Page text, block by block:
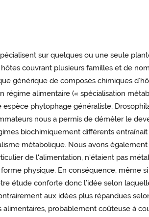
sur quelques ou une seule
couvrant plusieurs familles et de
générique de composés chimiques
alimentaire (« spécialisation
phytophage généraliste,
nous a permis de démêler le
biochimiquement différents
métabolique. Nous avons
de l'alimentation, n'étaient pas
physique. En conséquence, même
étude conforte donc l’idée selon
aux idées plus répandues
probablement coûteuse à